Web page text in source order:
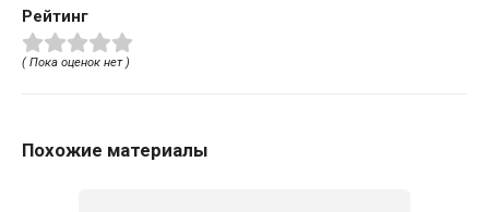
Рейтинг
( Пока оценок нет )
Похожие материалы